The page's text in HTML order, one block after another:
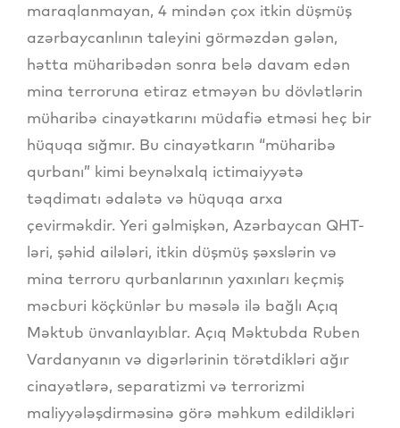
maraqlanmayan, 4 mindən çox itkin düşmüş
azərbaycanlının taleyini görməzdən gələn,
hətta müharibədən sonra belə davam edən
mina terroruna etiraz etməyən bu dövlətlərin
müharibə cinayətkarını müdafiə etməsi heç bir
hüquqa sığmır. Bu cinayətkarın “müharibə
qurbanı” kimi beynəlxalq ictimaiyyətə
təqdimatı ədalətə və hüquqa arxa
çevirməkdir. Yeri gəlmişkən, Azərbaycan QHT-
ləri, şəhid ailələri, itkin düşmüş şəxslərin və
mina terroru qurbanlarının yaxınları keçmiş
məcburi köçkünlər bu məsələ ilə bağlı Açıq
Məktub ünvanlayıblar. Açıq Məktubda Ruben
Vardanyanın və digərlərinin törətdikləri ağır
cinayətlərə, separatizmi və terrorizmi
maliyyələşdirməsinə görə məhkum edildikləri